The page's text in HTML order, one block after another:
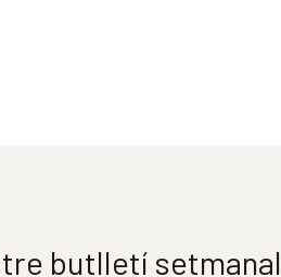
butlletí setmanal